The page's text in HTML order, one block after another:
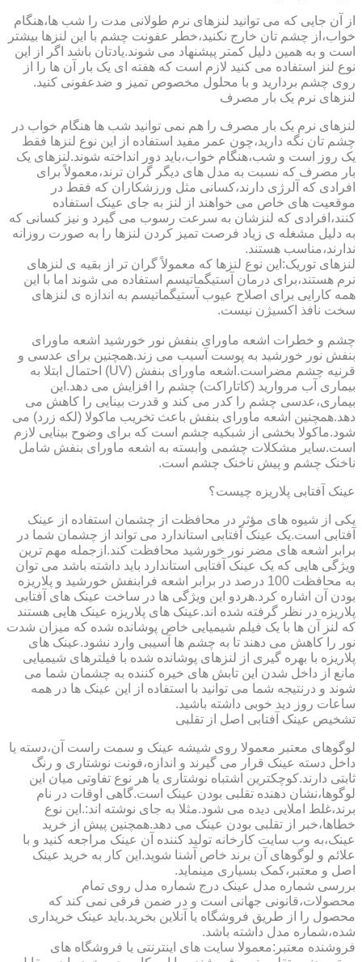
از آن جایی که می توانید لنزهای نرم طولانی مدت را شب ها،هنگام
خواب،از چشم تان خارج نکنید،خطر عفونت چشم با این لنزها بیشتر
است و به همین دلیل کمتر پیشنهاد می شوند.یادتان باشد اگر از این
نوع لنز استفاده می کنید لازم است که هفته ای یک بار آن ها را از
روی چشم بردارید و با محلول مخصوص تمیز و ضدعفونی کنید.
لنزهای نرم یک بار مصرف
لنزهای نرم یک بار مصرف را هم نمی توانید شب ها هنگام خواب در
چشم تان نگه دارید،چون عمر مفید استفاده از این نوع لنزها فقط
یک روز است و شب،هنگام خواب،باید دور انداخته شوند.لنزهای یک
بار مصرف که نسبت به مدل های دیگر گران ترند،معمولاً برای
افرادی که آلرژی دارند،کسانی مثل ورزشکاران که فقط در
موقعیت های خاص می خواهند از لنز به جای عینک استفاده
کنند،افرادی که لنزشان به سرعت رسوب می گیرد و نیز کسانی که
به دلیل مشغله ی زیاد فرصت تمیز کردن لنزها را به صورت روزانه
ندارند،مناسب هستند.
لنزهای توریک:این نوع لنزها که معمولاً گران تر از بقیه ی لنزهای
نرم هستند،برای درمان آستیگماتیسم استفاده می شوند اما با این
همه کارایی برای اصلاح عیوب آستیگماتیسم به اندازه ی لنزهای
سخت نافذ اکسیژن نیست.
چشم و خطرات اشعه ماورای بنفش نور خورشید اشعه ماورای
بنفش نور خورشید به پوست آسیب می زند.همچنین برای عدسی و
قرنیه چشم مضراست.اشعه ماورای بنفش (UV) احتمال ابتلا به
بیماری آب مروارید (کاتاراکت) چشم را افزایش می دهد.این
بیماری،عدسی چشم را کدر می کند و قدرت بینایی را کاهش می
دهد.همچنین اشعه ماورای بنفش باعث تخریب ماکولا (لکه زرد) می
شود.ماکولا بخشی از شبکیه چشم است که برای وضوح بینایی لازم
است.سایر مشکلات چشمی وابسته به اشعه ماورای بنفش شامل
ناخنک چشم و پیش ناخنک چشم است.
عینک آفتابی پلاریزه چیست؟
یکی از شیوه های مؤثر در محافظت از چشمان استفاده از عینک
آفتابی است.یک عینک آفتابی استاندارد می تواند از چشمان شما در
برابر اشعه های مضر نور خورشید محافظت کند.ازجمله مهم ترین
ویژگی هایی که یک عینک آفتابی استاندارد باید داشته باشد می توان
به محافظت 100 درصد در برابر اشعه فرابنفش خورشید و پلاریزه
بودن آن اشاره کرد.هردو این ویژگی ها در ساخت عینک های آفتابی
پلاریزه در نظر گرفته شده اند.عینک های پلاریزه عینک هایی هستند
که لنز آن ها با یک فیلم شیمیایی خاص پوشانده شده که میزان شدت
نور را کاهش می دهند تا به چشم ها آسیبی وارد نشود.عینک های
پلاریزه با بهره گیری از لنزهای پوشانده شده با فیلترهای شیمیایی
مانع از داخل شدن این تابش های خیره کننده به چشمان شما می
شوند و درنتیجه شما می توانید با استفاده از این عینک ها در همه
ساعات روز دید خوبی داشته باشید.
تشخیص عینک آفتابی اصل از تقلبی
لوگوهای معتبر معمولا روی شیشه عینک و سمت راست آن،دسته یا
داخل دسته عینک قرار می گیرند و اندازه،فونت نوشتاری و رنگ
ثابتی دارند.کوچکترین اشتباه نوشتاری یا هر نوع تفاوتی میان این
لوگوها،نشان دهنده تقلبی بودن عینک است.گاهی اوقات در نام
برند،غلط املایی دیده می شود.مثلا به جای نوشته اند:.این نوع
خطاها،خبر از تقلبی بودن عینک می دهد.همچنین پیش از خرید
عینک،به وب سایت کارخانه تولید کننده آن عینک مراجعه کنید و با
علائم و لوگوهای آن برند خاص آشنا شوید.این کار به خرید عینک
اصل و معتبر،کمک بسیاری مینماید.
بررسی شماره مدل عینک درج شماره مدل روی تمام
محصولات،قانونی جهانی است و در ضمن فرقی نمی کند که
محصول را از طریق فروشگاه یا آنلاین بخرید.باید عینک خریداری
شده،شماره مدل داشته باشد.
فروشنده معتبر:معمولا سایت های اینترنتی یا فروشگاه های